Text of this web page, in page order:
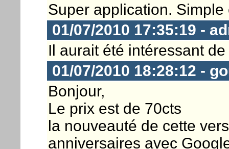
Super application. Simple
01/07/2010 17:35:19 -
Il aurait été intéressant
01/07/2010 18:28:12 -
Bonjour,
Le prix est de 70cts
la nouveauté de cette
anniversaires avec